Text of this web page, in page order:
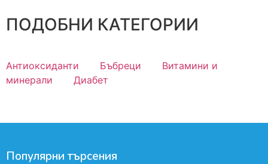
ПОДОБНИ КАТЕГОРИИ
Антиоксиданти Бъбреци
Витамини и
минерали
Диабет
Популярни търсения